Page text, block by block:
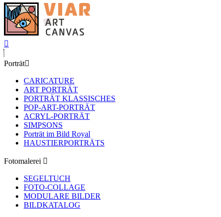
Porträt
CARICATURE
ART PORTRÄT
PORTRÄT KLASSISCHES
POP-ART-PORTRÄT
ACRYL-PORTRÄT
SIMPSONS
Porträt im Bild Royal
HAUSTIERPORTRÄTS
Fotomalerei
SEGELTUCH
FOTO-COLLAGE
MODULARE BILDER
BILDKATALOG